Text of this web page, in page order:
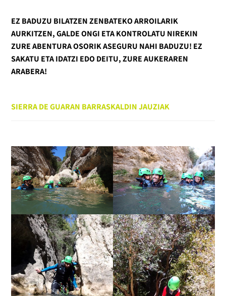
EZ BADUZU BILATZEN ZENBATEKO ARROILARIK
AURKITZEN, GALDE ONGI ETA KONTROLATU NIREKIN
ZURE ABENTURA OSORIK ASEGURU NAHI BADUZU! EZ
SAKATU ETA IDATZI EDO DEITU, ZURE AUKERAREN
ARABERA!
SIERRA DE GUARAN BARRASKALDIN JAUZIAK